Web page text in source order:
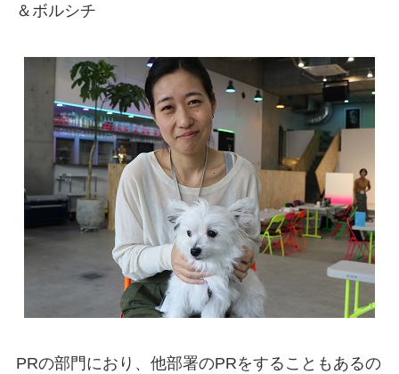
＆ボルシチ
PRの部門におり、他部署のPRをすることもあるの